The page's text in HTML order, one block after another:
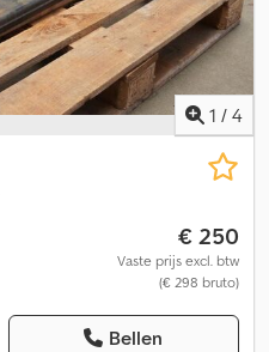
1 / 4
€ 250
Vaste prijs excl. btw
(€ 298 bruto)
Bellen